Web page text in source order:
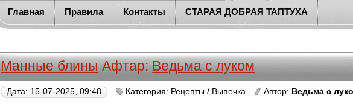
Главная Правила Контакты СТАРАЯ ДОБРАЯ ТАПТУХА
Манные блины Афтар:Ведьма с луком
Дата: 15-07-2025, 09:48 Категория: Рецепты / Выпечка Автор: Ведьма с